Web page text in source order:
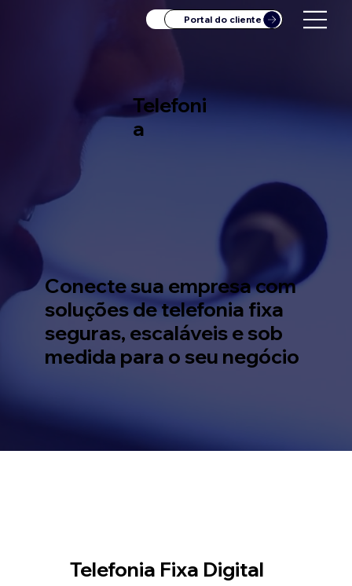
BLOG SAMM
Portal do cliente
Telefoni
a
Conecte sua empresa com
soluções de telefonia fixa
seguras, escaláveis e sob
medida para o seu negócio
Telefonia Fixa Digital